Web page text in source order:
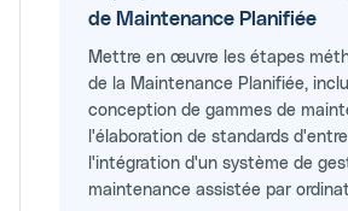
de Maintenance Planifiée
Mettre en œuvre les étapes
de la Maintenance Planifiée,
conception de gammes de
l'élaboration de standards
l'intégration d'un système de
maintenance assistée par